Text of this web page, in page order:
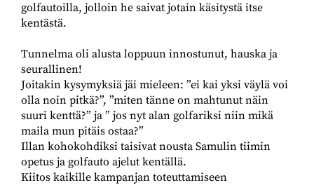
golfautoilla, jolloin he saivat jotain käsitystä itse
kentästä.
Tunnelma oli alusta loppuun innostunut, hauska ja
seurallinen!
Joitakin kysymyksiä jäi mieleen: ”ei kai yksi väylä voi
olla noin pitkä?”, ”miten tänne on mahtunut näin
suuri kenttä?” ja ” jos nyt alan golfariksi niin mikä
maila mun pitäis ostaa?”
Illan kohokohdiksi taisivat nousta Samulin tiimin
opetus ja golfauto ajelut kentällä.
Kiitos kaikille kampanjan toteuttamiseen